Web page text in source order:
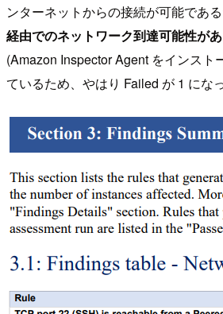
ンターネットからの接続が可能である
経由でのネットワーク到達可能性が
(Amazon Inspector Agent をインスト
ているため、やはり Failed が 1 にな